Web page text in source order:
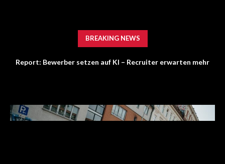
BREAKING NEWS
Report: Bewerber setzen auf KI – Recruiter erwarten mehr